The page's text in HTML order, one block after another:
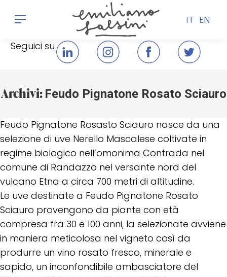
IT EN
Seguici su
Archivi: Feudo Pignatone Rosato Sciauro
Feudo Pignatone Rosasto Sciauro nasce da una
selezione di uve Nerello Mascalese coltivate in
regime biologico nell’omonima Contrada nel
comune di Randazzo nel versante nord del
vulcano Etna a circa 700 metri di altitudine.
Le uve destinate a Feudo Pignatone Rosato
Sciauro provengono da piante con età
compresa fra 30 e 100 anni, la selezionate avviene
in maniera meticolosa nel vigneto così da
produrre un vino rosato fresco, minerale e
sapido, un inconfondibile ambasciatore del